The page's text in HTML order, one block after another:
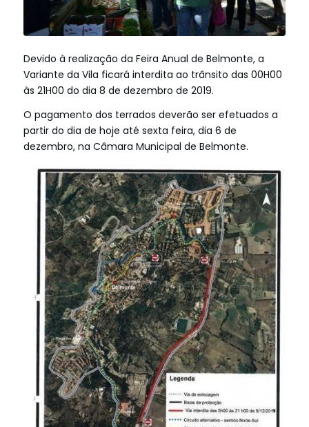
Devido à realização da Feira Anual de Belmonte, a
Variante da Vila ficará interdita ao trânsito das 00H00
às 21H00 do dia 8 de dezembro de 2019.
O pagamento dos terrados deverão ser efetuados a
partir do dia de hoje até sexta feira, dia 6 de
dezembro, na Câmara Municipal de Belmonte.